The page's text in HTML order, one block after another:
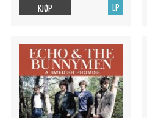
LP
KJØP